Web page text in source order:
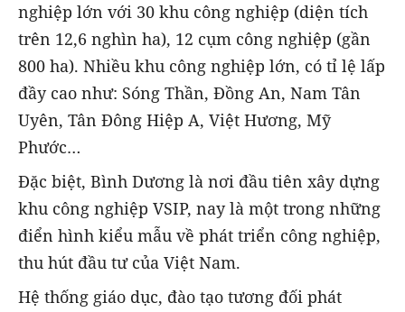
nghiệp lớn với 30 khu công nghiệp (diện tích
trên 12,6 nghìn ha), 12 cụm công nghiệp (gần
800 ha). Nhiều khu công nghiệp lớn, có tỉ lệ lấp
đầy cao như: Sóng Thần, Đồng An, Nam Tân
Uyên, Tân Đông Hiệp A, Việt Hương, Mỹ
Phước…
Đặc biệt, Bình Dương là nơi đầu tiên xây dựng
khu công nghiệp VSIP, nay là một trong những
điển hình kiểu mẫu về phát triển công nghiệp,
thu hút đầu tư của Việt Nam.
Hệ thống giáo dục, đào tạo tương đối phát